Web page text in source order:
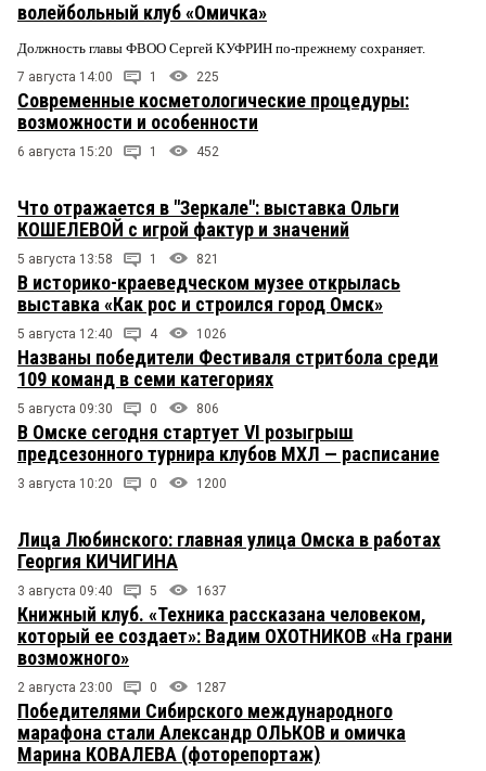
волейбольный клуб «Омичка»
Должность главы ФВОО Сергей КУФРИН по-прежнему сохраняет.
7 августа 14:00 1 225
Современные косметологические процедуры:
возможности и особенности
6 августа 15:20 1 452
Что отражается в "Зеркале": выставка Ольги
КОШЕЛЕВОЙ с игрой фактур и значений
5 августа 13:58 1 821
В историко-краеведческом музее открылась
выставка «Как рос и строился город Омск»
5 августа 12:40 4 1026
Названы победители Фестиваля стритбола среди
109 команд в семи категориях
5 августа 09:30 0 806
В Омске сегодня стартует VI розыгрыш
предсезонного турнира клубов МХЛ — расписание
3 августа 10:20 0 1200
Лица Любинского: главная улица Омска в работах
Георгия КИЧИГИНА
3 августа 09:40 5 1637
Книжный клуб. «Техника рассказана человеком,
который ее создает»: Вадим ОХОТНИКОВ «На грани
возможного»
2 августа 23:00 0 1287
Победителями Сибирского международного
марафона стали Александр ОЛЬКОВ и омичка
Марина КОВАЛЕВА (фоторепортаж)